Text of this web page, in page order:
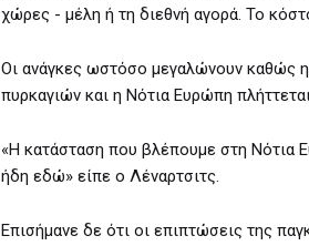
χώρες - μέλη ή τη διεθνή αγορά. Το
Οι ανάγκες ωστόσο μεγαλώνουν καθώς η
πυρκαγιών και η Νότια Ευρώπη
«Η κατάσταση που βλέπουμε στη Νότια
ήδη εδώ» είπε ο Λέναρτσιτς.
Επισήμανε δε ότι οι επιπτώσεις της